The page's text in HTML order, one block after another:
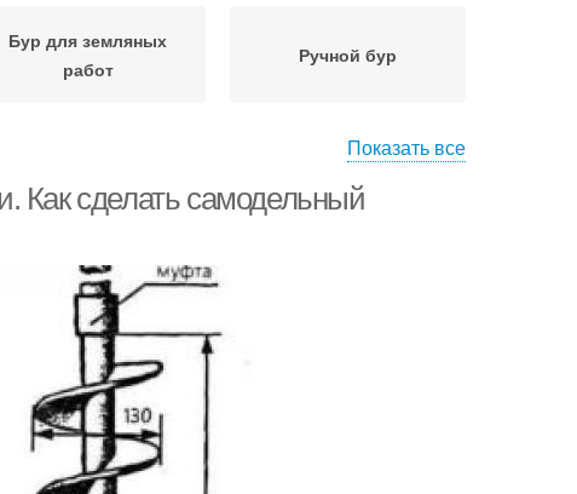
Бур для земляных
работ
Ручной бур
Спиральный бур
Показать все
Как сделать самодельный